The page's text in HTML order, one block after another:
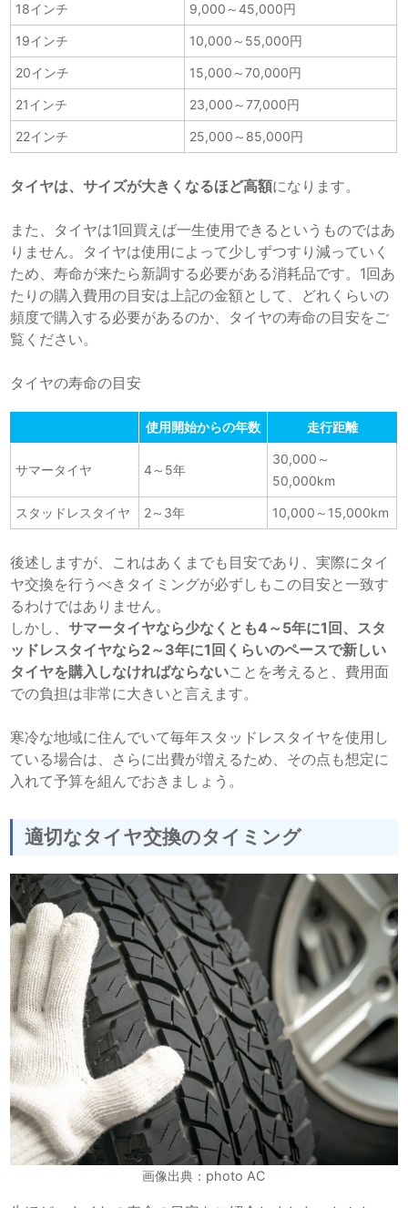
18インチ 9,000～45,000円
19インチ 10,000～55,000円
20インチ 15,000～70,000円
21インチ 23,000～77,000円
22インチ 25,000～85,000円
タイヤは、サイズが大きくなるほど高額になります。
また、タイヤは1回買えば一生使用できるというものではあ
りません。タイヤは使用によって少しずつすり減っていく
ため、寿命が来たら新調する必要がある消耗品です。1回あ
たりの購入費用の目安は上記の金額として、どれくらいの
頻度で購入する必要があるのか、タイヤの寿命の目安をご
覧ください。
タイヤの寿命の目安
使用開始からの年数 走行距離
サマータイヤ 4～5年
30,000～
50,000km
スタッドレスタイヤ 2～3年 10,000～15,000km
後述しますが、これはあくまでも目安であり、実際にタイ
ヤ交換を行うべきタイミングが必ずしもこの目安と一致す
るわけではありません。
しかし、サマータイヤなら少なくとも4～5年に1回、スタ
ッドレスタイヤなら2～3年に1回くらいのペースで新しい
タイヤを購入しなければならないことを考えると、費用面
での負担は非常に大きいと言えます。
寒冷な地域に住んでいて毎年スタッドレスタイヤを使用し
ている場合は、さらに出費が増えるため、その点も想定に
入れて予算を組んでおきましょう。
適切なタイヤ交換のタイミング
画像出典：photo AC